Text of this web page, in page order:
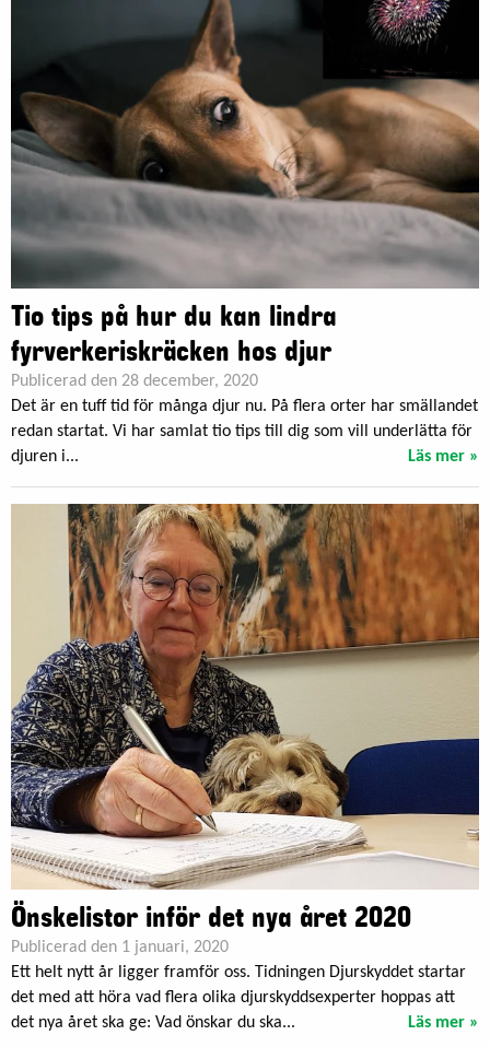
Tio tips på hur du kan lindra
fyrverkeriskräcken hos djur
Publicerad den 28 december, 2020
Det är en tuff tid för många djur nu. På flera orter har smällandet
redan startat. Vi har samlat tio tips till dig som vill underlätta för
djuren i...
Läs mer »
Önskelistor inför det nya året 2020
Publicerad den 1 januari, 2020
Ett helt nytt år ligger framför oss. Tidningen Djurskyddet startar
det med att höra vad flera olika djurskyddsexperter hoppas att
det nya året ska ge: Vad önskar du ska...
Läs mer »